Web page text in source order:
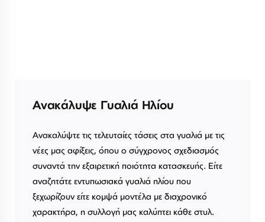
Ανακάλυψε Γυαλιά Ηλίου
Ανακαλύψτε τις τελευταίες τάσεις στα γυαλιά με τις
νέες μας αφίξεις, όπου ο σύγχρονος σχεδιασμός
συναντά την εξαιρετική ποιότητα κατασκευής. Είτε
αναζητάτε εντυπωσιακά γυαλιά ηλίου που
ξεχωρίζουν είτε κομψά μοντέλα με διαχρονικό
χαρακτήρα, η συλλογή μας καλύπτει κάθε στυλ.